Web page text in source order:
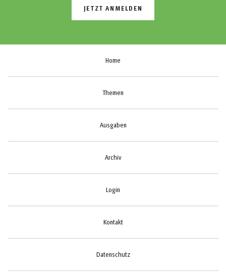
JETZT ANMELDEN
Home
Themen
Ausgaben
Archiv
Login
Kontakt
Datenschutz